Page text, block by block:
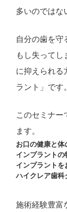
多いのではな
自分の歯を守
もし失ってし
に抑えられる
ラント」です。
このセミナー
ます。
お口の健康と
インプラントの
インプラント
ハイクレア歯科
施術経験豊富